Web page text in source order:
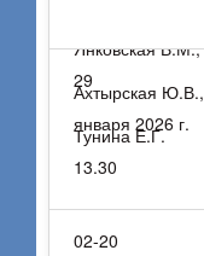
Янковская В.М.,
Ахтырская Ю.В.,
Тунина Е.Г.
02-20
29
января 2026 г.
13.30